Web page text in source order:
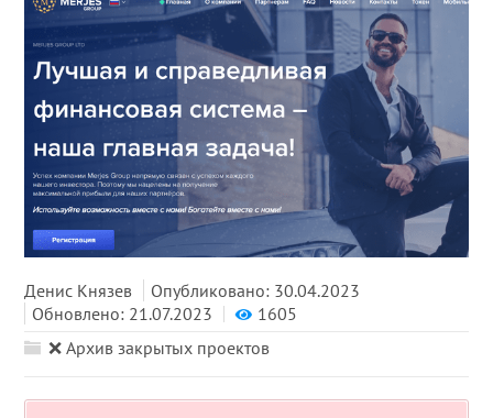
Денис Князев
Опубликовано: 30.04.2023
Обновлено: 21.07.2023
1605
❌ Архив закрытых проектов